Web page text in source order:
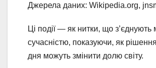
Джерела даних: Wikipedia.org,
Ці події — як нитки, що з’єднують
сучасністю, показуючи, як
дня можуть змінити долю світу.